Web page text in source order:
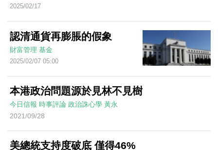
2025/02/17
認清通貨再膨脹的假象
財富管理 基金
2025/02/07 05:00
本港政治問題源於見林不見樹
今日信報 時事評論 政治誅心學 黃永
2021/09/28
美總統支持度破底 僅得46%